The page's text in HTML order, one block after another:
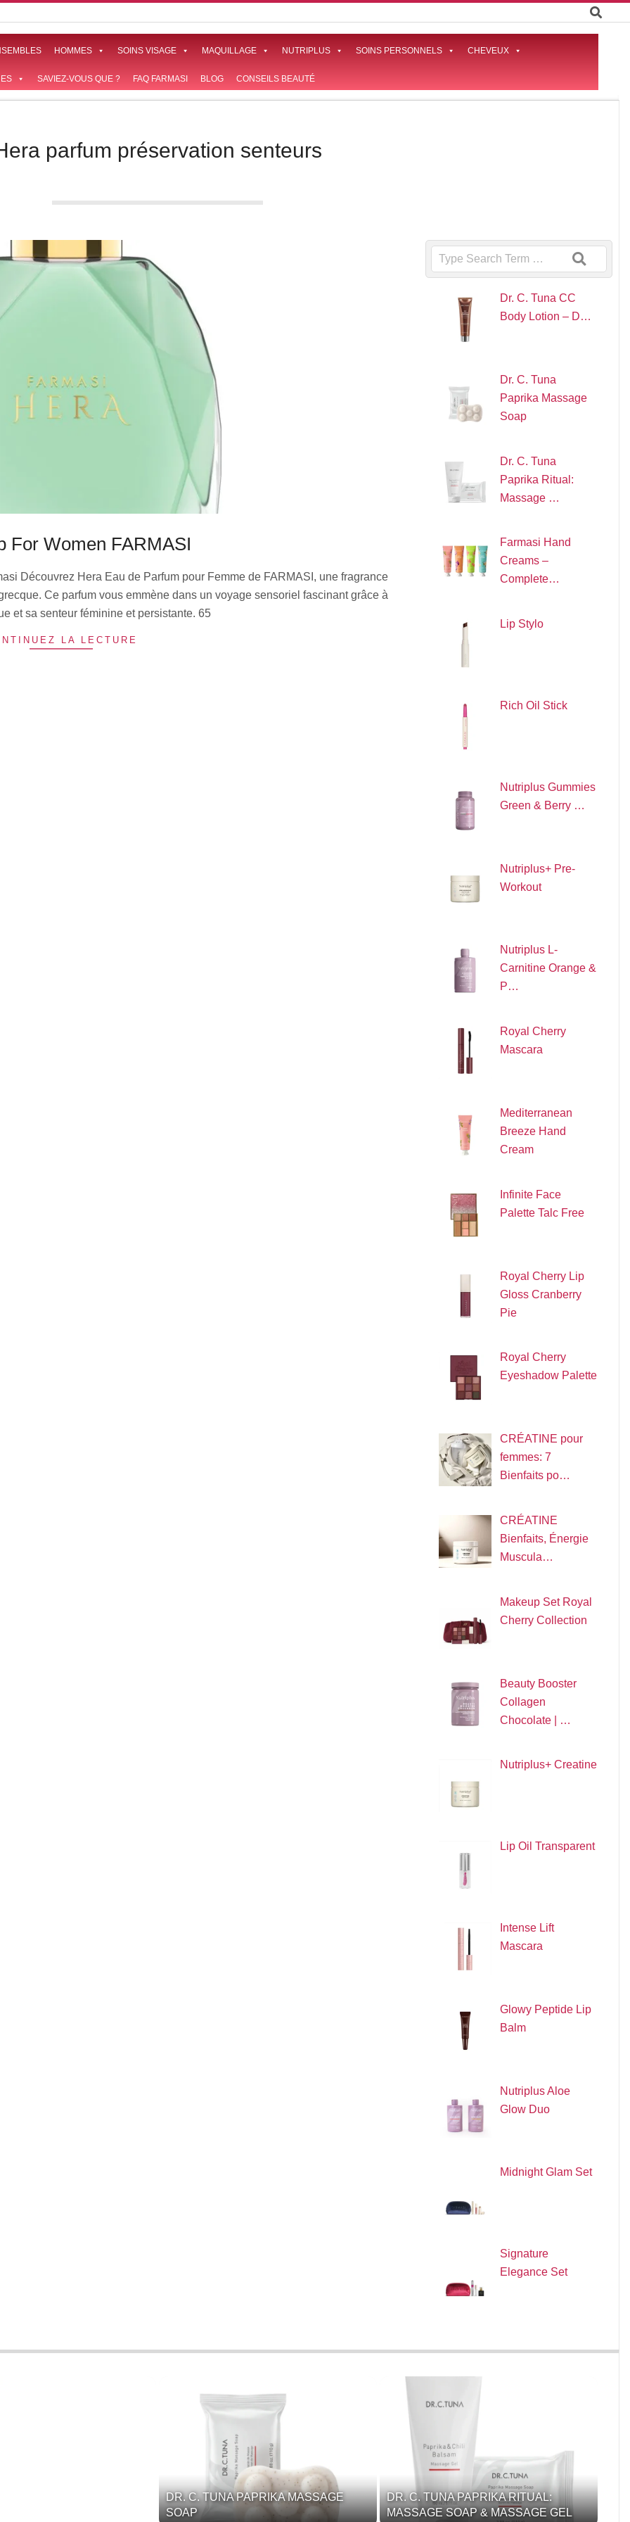
HOMMES SOINS VISAGE MAQUILLAGE NUTRIPLUS SOINS PERSONNELS CHEVEUX
SAVIEZ-VOUS QUE ? FAQ FARMASI BLOG CONSEILS BEAUTÉ
parfum préservation senteurs
For Women FARMASI
Découvrez Hera Eau de Parfum pour Femme de FARMASI, une fragrance
Ce parfum vous emmène dans un voyage sensoriel fascinant grâce à
et sa senteur féminine et persistante. 65
LA LECTURE
Search
Dr. C. Tuna CC
Body Lotion – D…
Dr. C. Tuna
Paprika Massage
Soap
Dr. C. Tuna
Paprika Ritual:
Massage …
Farmasi Hand
Creams –
Complete…
Lip Stylo
Rich Oil Stick
Nutriplus Gummies
Green & Berry …
Nutriplus+ Pre-
Workout
Nutriplus L-
Carnitine Orange &
P…
Royal Cherry
Mascara
Mediterranean
Breeze Hand
Cream
Infinite Face
Palette Talc Free
Royal Cherry Lip
Gloss Cranberry
Pie
Royal Cherry
Eyeshadow Palette
CRÉATINE pour
femmes: 7
Bienfaits po…
CRÉATINE
Bienfaits, Énergie
Muscula…
Makeup Set Royal
Cherry Collection
Beauty Booster
Collagen
Chocolate | …
Nutriplus+ Creatine
Lip Oil Transparent
Intense Lift
Mascara
Glowy Peptide Lip
Balm
Nutriplus Aloe
Glow Duo
Midnight Glam Set
Signature
Elegance Set
DR. C. TUNA PAPRIKA MASSAGE
SOAP
DR. C. TUNA PAPRIKA RITUAL:
MASSAGE SOAP & MASSAGE GEL